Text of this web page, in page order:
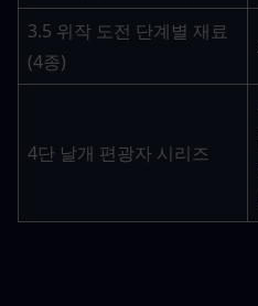
3.5 위작 도전 단계별 재료
(4종)
4단 날개 편광자 시리즈